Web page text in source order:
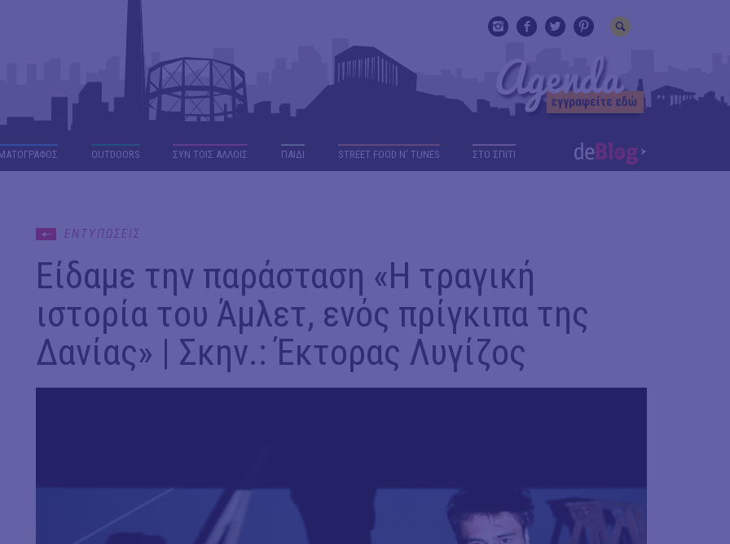
OUTDΟORS ΣΥΝ ΤΟΙΣ ΑΛΛΟΙΣ ΠΑΙΔΙ STREET FOOD N' TUNES ΣΤΟ ΣΠΙΤΙ
ΕΝΤΥΠΩΣΕΙΣ
Είδαμε την παράσταση «Η τραγική
ιστορία του Άμλετ, ενός πρίγκιπα της
Δανίας» | Σκην.: Έκτορας Λυγίζος